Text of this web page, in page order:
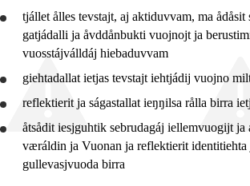
tjállet ålles tevstajt, aj aktiduvvam, ma ådåsit
gatjádalli ja åvddånbukti vuojnojt ja
vuosstájválldáj hiebaduvvam
giehtadallat ietjas tevstajt iehtjádij vuojno
reflektieritja ságastallat ieŋŋilsa rålla birra
åtsådit iesjguhtik sebrudagáj iellemvuogijt ja
væráldin ja Vuonan ja reflektierit
gullevasjvuoda birra